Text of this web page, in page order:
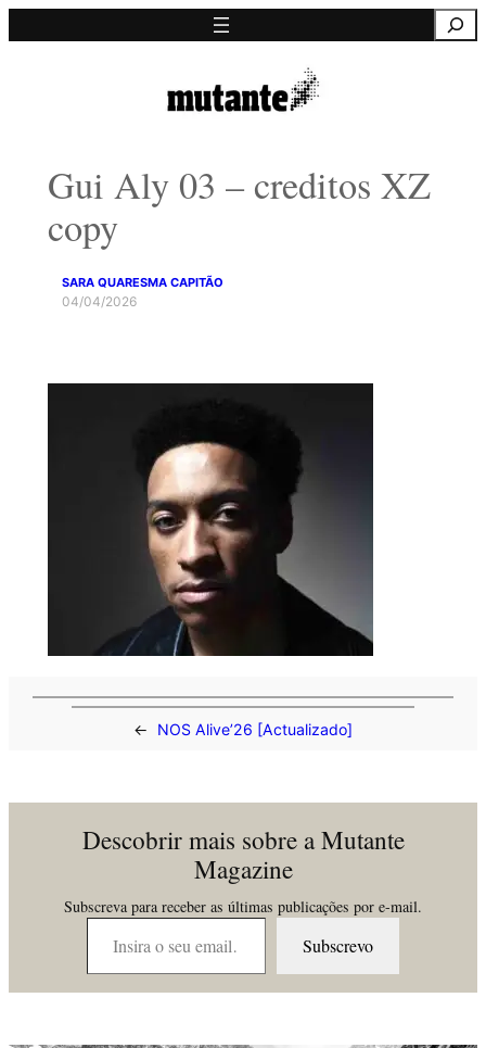
para
Gui Aly 03 – creditos XZ
copy
SARA QUARESMA CAPITÃO
04/04/2026
← NOS Alive’26 [Actualizado]
Descobrir mais sobre a Mutante
Magazine
Subscreva para receber as últimas publicações por e-mail.
Insira o seu email…
Subscrevo